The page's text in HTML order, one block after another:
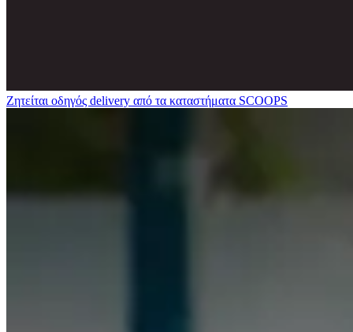
Ζητείται οδηγός delivery από τα καταστήματα SCOOPS